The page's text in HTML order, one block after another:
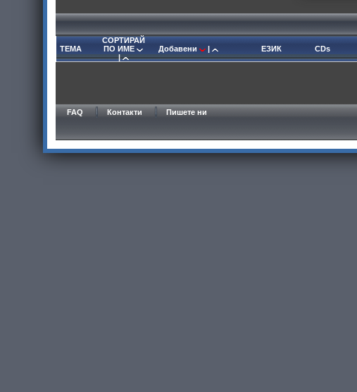
ТЕМА
СОРТИРАЙ
ПО ИМЕ
|
Добавени | ЕЗИК CDs
FAQ Контакти Пишете ни